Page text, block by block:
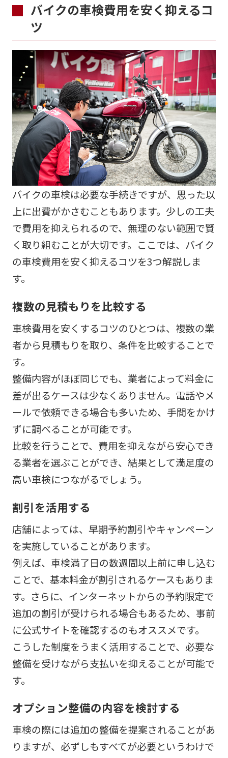
バイクの車検費用を安く抑えるコ
ツ
バイクの車検は必要な手続きですが、思った以
上に出費がかさむこともあります。少しの工夫
で費用を抑えられるので、無理のない範囲で賢
く取り組むことが大切です。ここでは、バイク
の車検費用を安く抑えるコツを3つ解説しま
す。
複数の見積もりを比較する
車検費用を安くするコツのひとつは、複数の業
者から見積もりを取り、条件を比較することで
す。
整備内容がほぼ同じでも、業者によって料金に
差が出るケースは少なくありません。電話やメ
ールで依頼できる場合も多いため、手間をかけ
ずに調べることが可能です。
比較を行うことで、費用を抑えながら安心でき
る業者を選ぶことができ、結果として満足度の
高い車検につながるでしょう。
割引を活用する
店舗によっては、早期予約割引やキャンペーン
を実施していることがあります。
例えば、車検満了日の数週間以上前に申し込む
ことで、基本料金が割引されるケースもありま
す。さらに、インターネットからの予約限定で
追加の割引が受けられる場合もあるため、事前
に公式サイトを確認するのもオススメです。
こうした制度をうまく活用することで、必要な
整備を受けながら支払いを抑えることが可能で
す。
オプション整備の内容を検討する
車検の際には追加の整備を提案されることがあ
りますが、必ずしもすべてが必要というわけで